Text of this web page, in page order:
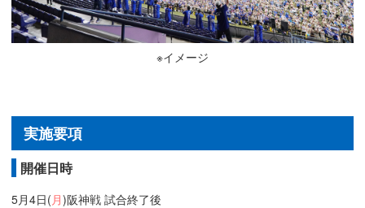
※イメージ
実施要項
開催日時
5月4日( 月)阪神戦 試合終了後